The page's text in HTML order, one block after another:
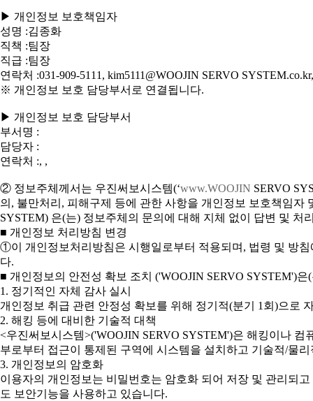
▶ 개인정보 보호책임자
성명 :김종화
직책 :팀장
직급 :팀장
연락처 :031-909-5111, kim5111@WOOJIN SERVO
※ 개인정보 보호 담당부서로 연결됩니다.
▶ 개인정보 보호 담당부서
부서명 :
담당자 :
연락처 :, ,
② 정보주체께서는 우진써보시스템(‘www.WOOJIN SERVO
의, 불만처리, 피해구제 등에 관한 사항을 개인정보 보호책임자
SYSTEM) 은(는) 정보주체의 문의에 대해 지체 없이 답변 및 처
■ 개인정보 처리방침 변경
①이 개인정보처리방침은 시행일로부터 적용되며, 법령 및 방
다.
■ 개인정보의 안전성 확보 조치 ('WOOJIN SERVO SYSTEM')
1. 정기적인 자체 감사 실시
개인정보 취급 관련 안정성 확보를 위해 정기적(분기 1회)으로
2. 해킹 등에 대비한 기술적 대책
<우진써보시스템>('WOOJIN SERVO SYSTEM')은 해킹이나
부로부터 접근이 통제된 구역에 시스템을 설치하고 기술적/물
3. 개인정보의 암호화
이용자의 개인정보는 비밀번호는 암호화 되어 저장 및 관리되
도 보안기능을 사용하고 있습니다.